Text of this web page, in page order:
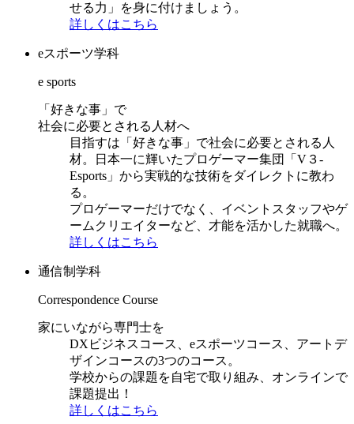
せる力」を身に付けましょう。
詳しくはこちら
eスポーツ学科
e sports
「好きな事」で
社会に必要とされる人材へ
目指すは「好きな事」で社会に必要とされる人
材。日本一に輝いたプロゲーマー集団「V３-
Esports」から実戦的な技術をダイレクトに教わ
る。
プロゲーマーだけでなく、イベントスタッフやゲ
ームクリエイターなど、才能を活かした就職へ。
詳しくはこちら
通信制学科
Correspondence Course
家にいながら専門士を
DXビジネスコース、eスポーツコース、アートデ
ザインコースの3つのコース。
学校からの課題を自宅で取り組み、オンラインで
課題提出！
詳しくはこちら